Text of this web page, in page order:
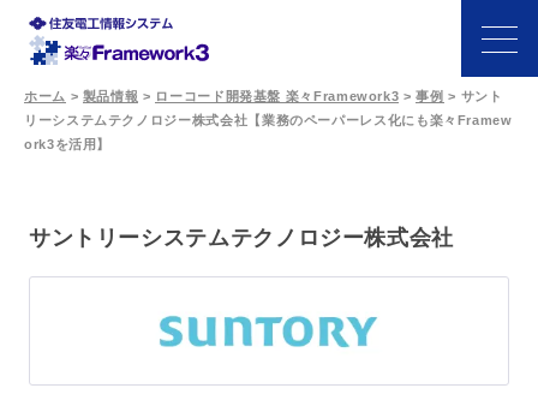
特長
開発シーン
ホーム > 製品情報 > ローコード開発基盤 楽々Framework3 >事例 > サント
リーシステムテクノロジー株式会社【業務のペーパーレス化にも楽々Framew
ork3を活用】
サントリーシステムテクノロジー株式会社